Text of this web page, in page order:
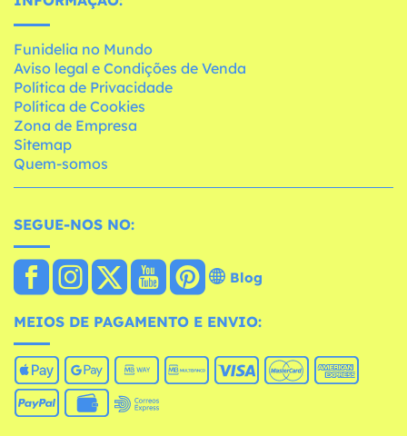
Funidelia no Mundo
Aviso legal e Condições de Venda
Política de Privacidade
Política de Cookies
Zona de Empresa
Sitemap
Quem-somos
SEGUE-NOS NO:
Blog
MEIOS DE PAGAMENTO E ENVIO: